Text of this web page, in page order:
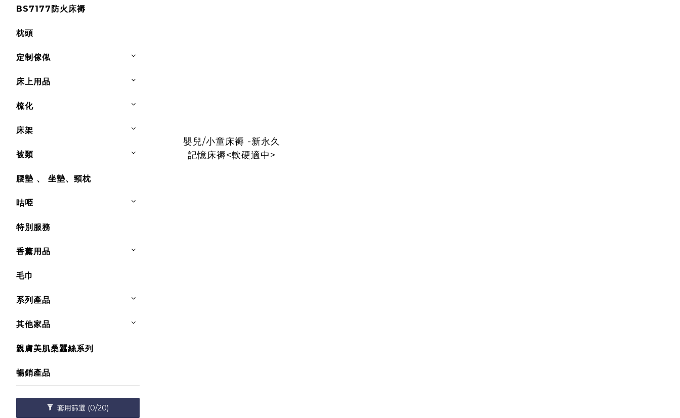
BS7177防火床褥
枕頭
定制傢俬
床上用品
梳化
床架
被類
腰墊 、 坐墊、頸枕
咕𠱸
特別服務
香薰用品
毛巾
系列產品
其他家品
親膚美肌桑蠶絲系列
暢銷產品
套用篩選 (0/20)
嬰兒/小童床褥 -新永久
記憶床褥<軟硬適中>